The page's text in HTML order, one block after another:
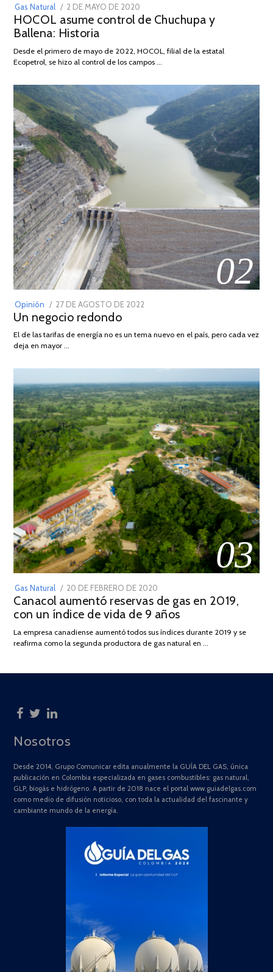
Gas Natural
POSTED
ON
2 DE MAYO DE 2020
DE
2026
HOCOL asume control de Chuchupa y
Ballena: Historia
Desde el primero de mayo de 2022, HOCOL, filial de la estatal
Ecopetrol, se hizo al control de los campos …
02
Opinión
POSTED
ON
27 DE AGOSTO DE 2022
DE
Un negocio redondo
El de las tarifas de energía no es un tema nuevo en el país, pero cada vez
deja en mayor …
03
Gas Natural
POSTED
ON
20 DE FEBRERO DE 2020
DE
JULIO
2025
Canacol aumentó reservas de gas en 2019,
con un índice de vida de 9 años
La empresa canadiense aumentó todos sus índices durante 2019 y se
reafirma como la segunda productora de gas natural en …
Nosotros
Desde 2014, Grupo Comunicar edita anualmente la GUÍA DEL GAS, única
publicación en Colombia especializada en gases combustibles: gas natural,
GLP, biogás e hidrógeno. A partir de 2018 nace el portal www.guiadelgas.com
como medio de difusión noticioso, con toda la actualidad del fascinante y
cambiante mundo de la energía.